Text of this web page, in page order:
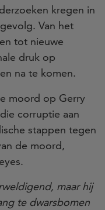
kregen in
Van het
tot nieuwe
druk op
na te komen.
moord op Gerry
corruptie aan
stappen tegen
de moord,
maar hij
te dwarsbomen